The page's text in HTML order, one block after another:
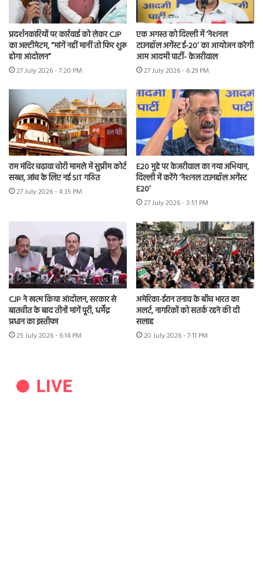
प्रदर्शनकारियों पर कार्रवाई को लेकर CJP
का अल्टीमेटम, “मांगें नहीं मानीं तो फिर शुरू
होगा आंदोलन”
27 July 2026 - 7:20 PM
एक अगस्त को दिल्ली में ‘नेशनल
टाउनहॉल अगेंस्ट ई-20’ का आयोजन करेगी
आम आदमी पार्टी- केजरीवाल
27 July 2026 - 6:29 PM
राम मंदिर चढ़ावा चोरी मामले में सुप्रीम कोर्ट
सख्त, जांच के लिए नई SIT गठित
27 July 2026 - 4:35 PM
E20 मुद्दे पर केजरीवाल का नया अभियान,
दिल्ली में करेंगे ‘नेशनल टाउनहॉल अगेंस्ट
E20’
27 July 2026 - 3:51 PM
CJP ने खत्म किया आंदोलन, सरकार से
बातचीत के बाद तीनों मांगें पूरी, धर्मेंद्र
प्रधान का इस्तीफा
25 July 2026 - 6:14 PM
अमेरिका-ईरान तनाव के बीच भारत का
अलर्ट, नागरिकों को सतर्क रहने की दी
सलाह
20 July 2026 - 7:11 PM